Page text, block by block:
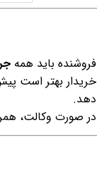
فروشنده باید همه
خریدار بهتر است
دهد.
در صورت وکالت،